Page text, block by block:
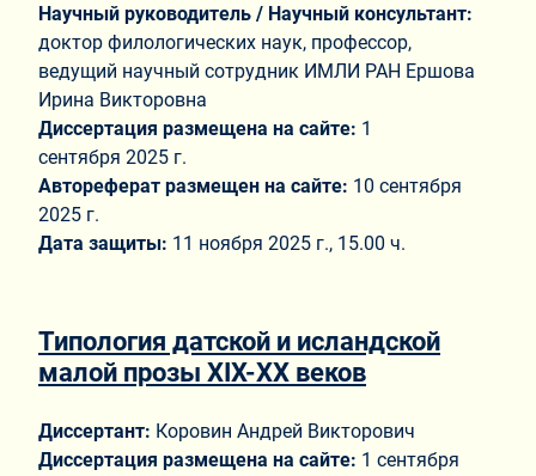
Научный руководитель / Научный консультант:
доктор филологических наук, профессор,
ведущий научный сотрудник ИМЛИ РАН Ершова
Ирина Викторовна
Диссертация размещена на сайте: 1
сентября 2025 г.
Автореферат размещен на сайте: 10 сентября
2025 г.
Дата защиты: 11 ноября 2025 г., 15.00 ч.
Типология датской и исландской
малой прозы XIX-XX веков
Диссертант: Коровин Андрей Викторович
Диссертация размещена на сайте: 1 сентября